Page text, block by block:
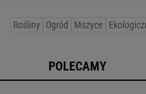
Rośliny Ogród Mszyce
POLECAMY